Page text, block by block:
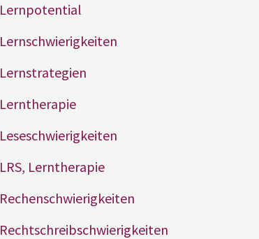
Lernpotential
Lernschwierigkeiten
Lernstrategien
Lerntherapie
Leseschwierigkeiten
LRS, Lerntherapie
Rechenschwierigkeiten
Rechtschreibschwierigkeiten